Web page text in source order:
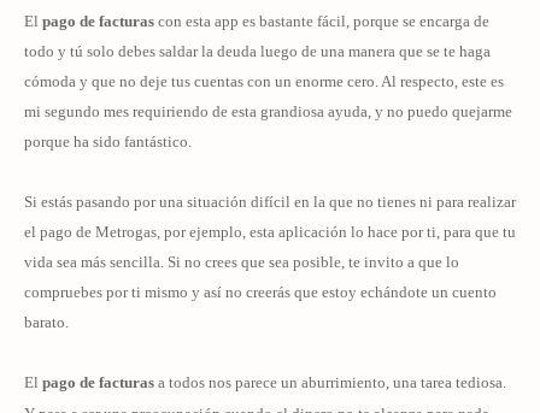
El pago de facturas con esta app es bastante fácil, porque se encarga de
todo y tú solo debes saldar la deuda luego de una manera que se te haga
cómoda y que no deje tus cuentas con un enorme cero. Al respecto, este es
mi segundo mes requiriendo de esta grandiosa ayuda, y no puedo quejarme
porque ha sido fantástico.
Si estás pasando por una situación difícil en la que no tienes ni para realizar
el pago de Metrogas, por ejemplo, esta aplicación lo hace por ti, para que tu
vida sea más sencilla. Si no crees que sea posible, te invito a que lo
compruebes por ti mismo y así no creerás que estoy echándote un cuento
barato.
El pago de facturas a todos nos parece un aburrimiento, una tarea tediosa.